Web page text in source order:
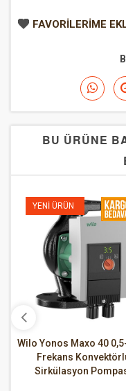
FAVORILERIME
BU ÜRÜNE
Wilo Yonos Maxo 40
Frekans
Sirkülasyon
YENI ÜRÜN